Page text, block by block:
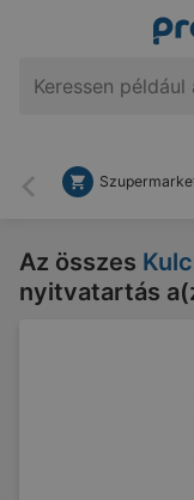
Vissza
Az összes
nyitvatartás